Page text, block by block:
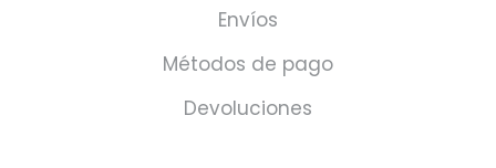
Envíos
Métodos de pago
Devoluciones